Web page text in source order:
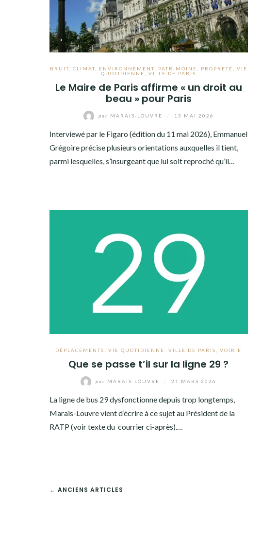
BRUIT, CLIMAT, ENVIRONNEMENT, PATRIMOINE PROPRETÉ
VIE
QUOTIDIENNE
,VILLE DE PARIS
Le Maire de Paris affirme « un droit au
beau » pour Paris
par MARAIS-LOUVRE 13 MAI 2026
Interviewé par le Figaro (édition du 11 mai 2026), Emmanuel
Grégoire précise plusieurs orientations auxquelles il tient,
parmi lesquelles, s’insurgeant que lui soit reproché qu’il…
DÉPLACEMENTS ,VIE QUOTIDIENNE ,VILLE DE PARIS ,VOIRIE
Que se passe t’il sur la ligne 29 ?
par MARAIS-LOUVRE 21 MARS 2026
La ligne de bus 29 dysfonctionne depuis trop longtemps,
Marais-Louvre vient d’écrire à ce sujet au Président de la
RATP (voir texte du courrier ci-après).…
NAVIGATION
← ANCIENS ARTICLES